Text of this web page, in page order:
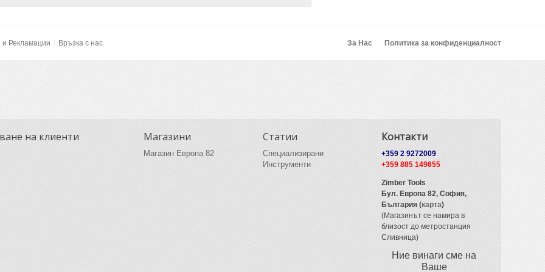
и Рекламации Връзка с нас За Нас Политика за конфиденциалност
на клиенти Магазини
Магазин Европа 82
Статии
Специализирани
Инструменти
Контакти
+359 2 9272009
+359 885 149655
Zimber Tools
Бул. Европа 82,София,
България (карта)
(Магазинът се намира в
близост до метростанция
Сливница)
Ние винаги сме на
Ваше